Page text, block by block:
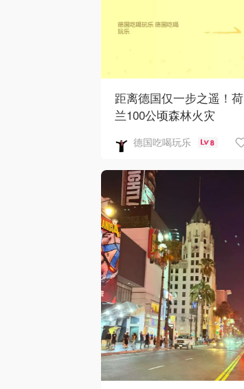
距离德国仅一步之遥！荷
兰100公顷森林火灾
德国吃喝玩乐 8